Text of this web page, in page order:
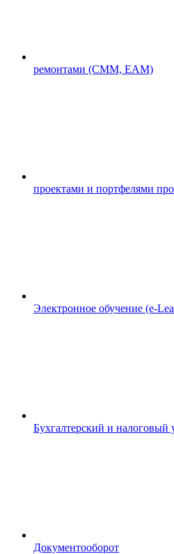
ремонтами (CMM, EAM)
проектами и портфелями
Электронное обучение (e-
Бухгалтерский и налоговый
Документооборот